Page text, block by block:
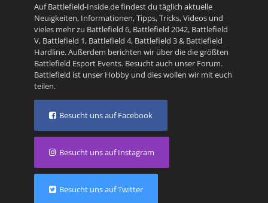
Auf Battlefield-Inside.de findest du täglich aktuelle
Neuigkeiten, Informationen, Tipps, Tricks, Videos und
vieles mehr zu Battlefield 6, Battlefield 2042, Battlefield
V, Battlefield 1, Battlefield 4, Battlefield 3& Battlefield
Hardline. Außerdem berichten wir über die die größten
Battlefield Esport Events. Besucht auch unser Forum.
Battlefield ist unser Hobby und dies wollen wir mit euch
teilen.
Besucht uns auf Facebook
Besucht uns auf Instagram
Besucht uns auf Twitter